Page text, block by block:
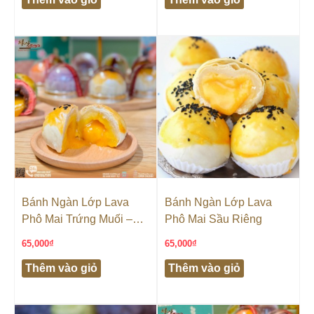
Bánh Ngàn Lớp Lava
Phô Mai Trứng Muối –
65,000₫
Thêm vào giỏ
Bánh Ngàn Lớp Lava
Phô Mai Sầu Riêng
65,000₫
Thêm vào giỏ